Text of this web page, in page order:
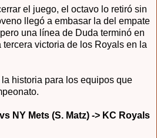
el juego, el octavo lo retiró sin
llegó a embasar la del empate
una línea de Duda terminó en
victoria de los Royals en la
historia para los equipos que
NY Mets (S. Matz) -> KC Royals